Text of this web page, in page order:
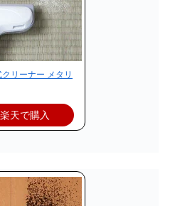
リーナー メタリ
楽天で購入